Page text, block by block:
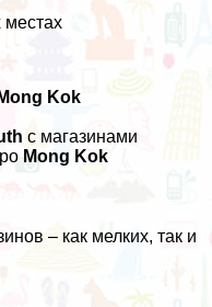
Kok
с магазинами
Mong Kok
– как мелких, так и